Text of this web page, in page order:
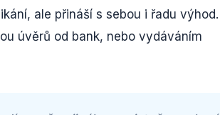
ale přináší s sebou i řadu výhod.
úvěrů od bank, nebo vydáváním